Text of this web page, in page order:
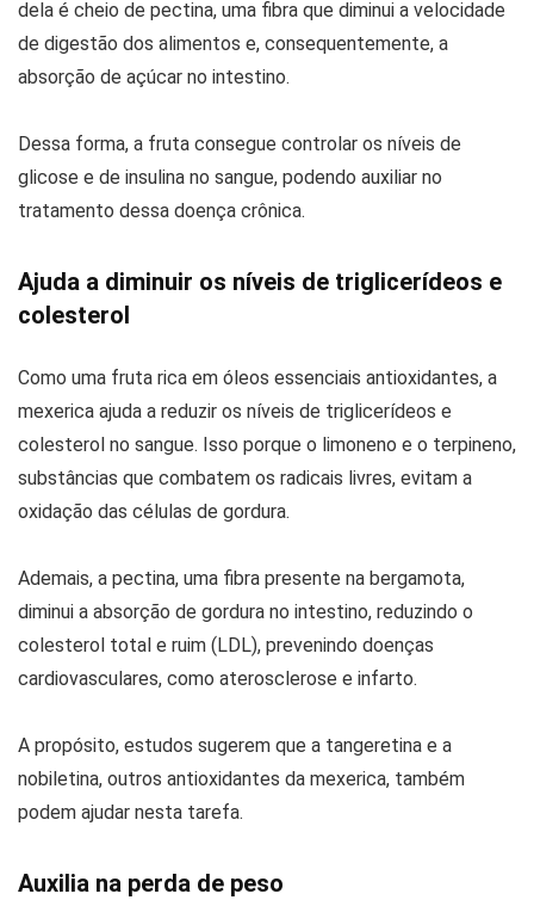
dela é cheio de pectina, uma fibra que diminui a velocidade
de digestão dos alimentos e, consequentemente, a
absorção de açúcar no intestino.
Dessa forma, a fruta consegue controlar os níveis de
glicose e de insulina no sangue, podendo auxiliar no
tratamento dessa doença crônica.
Ajuda a diminuir os níveis de triglicerídeos e
colesterol
Como uma fruta rica em óleos essenciais antioxidantes, a
mexerica ajuda a reduzir os níveis de triglicerídeos e
colesterol no sangue. Isso porque o limoneno e o terpineno,
substâncias que combatem os radicais livres, evitam a
oxidação das células de gordura.
Ademais, a pectina, uma fibra presente na bergamota,
diminui a absorção de gordura no intestino, reduzindo o
colesterol total e ruim (LDL), prevenindo doenças
cardiovasculares, como aterosclerose e infarto.
A propósito, estudos sugerem que a tangeretina e a
nobiletina, outros antioxidantes da mexerica, também
podem ajudar nesta tarefa.
Auxilia na perda de peso